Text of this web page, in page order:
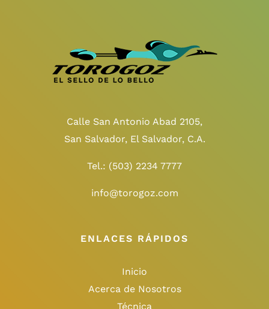
Calle San Antonio Abad 2105,
San Salvador, El Salvador, C.A.
Tel.: (503) 2234 7777
info@torogoz.com
ENLACES RÁPIDOS
Inicio
Acerca de Nosotros
Técnica